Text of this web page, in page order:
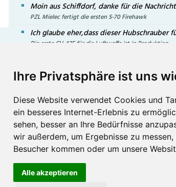
Ihre Privatsphäre ist uns
Diese Website verwendet Cookies und
ein besseres Internet-Erlebnis zu
sehen, besser an Ihre Bedürfnisse
wir außerdem, um Ergebnisse zu
Besucher kommen oder um unsere
Alle akzeptieren
Moin aus Schiffdorf, danke für die
PZL Mielec fertigt die ersten S-70 Firehawk
Ich glaube eher,dass dieser Hubschrauber
Die erste CH-47F für die Luftwaffe ist in Produktion
Hier finden Sie uns auch
Email*